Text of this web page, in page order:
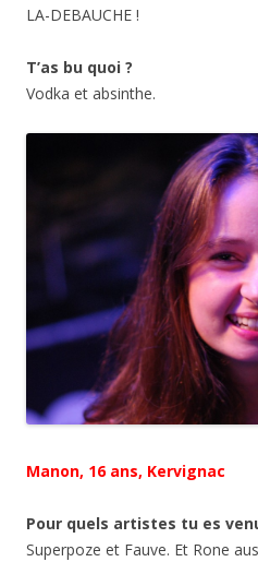
LA-DEBAUCHE !
T’as bu quoi ?
Vodka et absinthe.
Manon, 16 ans, Kervignac
Pour quels artistes tu es
Superpoze et Fauve. Et Rone